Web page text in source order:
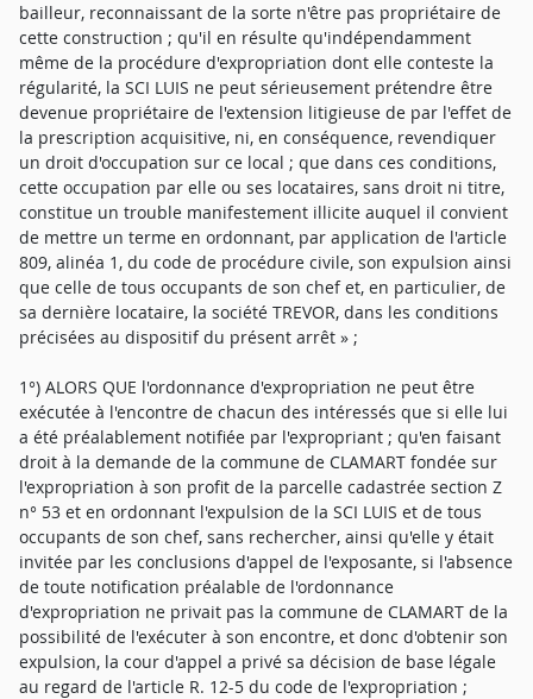
bailleur, reconnaissant de la sorte n'être pas propriétaire de
cette construction ; qu'il en résulte qu'indépendamment
même de la procédure d'expropriation dont elle conteste la
régularité, la SCI LUIS ne peut sérieusement prétendre être
devenue propriétaire de l'extension litigieuse de par l'effet de
la prescription acquisitive, ni, en conséquence, revendiquer
un droit d'occupation sur ce local ; que dans ces conditions,
cette occupation par elle ou ses locataires, sans droit ni titre,
constitue un trouble manifestement illicite auquel il convient
de mettre un terme en ordonnant, par application de l'article
809, alinéa 1, du code de procédure civile, son expulsion ainsi
que celle de tous occupants de son chef et, en particulier, de
sa dernière locataire, la société TREVOR, dans les conditions
précisées au dispositif du présent arrêt » ;
1°) ALORS QUE l'ordonnance d'expropriation ne peut être
exécutée à l'encontre de chacun des intéressés que si elle lui
a été préalablement notifiée par l'expropriant ; qu'en faisant
droit à la demande de la commune de CLAMART fondée sur
l'expropriation à son profit de la parcelle cadastrée section Z
n° 53 et en ordonnant l'expulsion de la SCI LUIS et de tous
occupants de son chef, sans rechercher, ainsi qu'elle y était
invitée par les conclusions d'appel de l'exposante, si l'absence
de toute notification préalable de l'ordonnance
d'expropriation ne privait pas la commune de CLAMART de la
possibilité de l'exécuter à son encontre, et donc d'obtenir son
expulsion, la cour d'appel a privé sa décision de base légale
au regard de l'article R. 12-5 du code de l'expropriation ;